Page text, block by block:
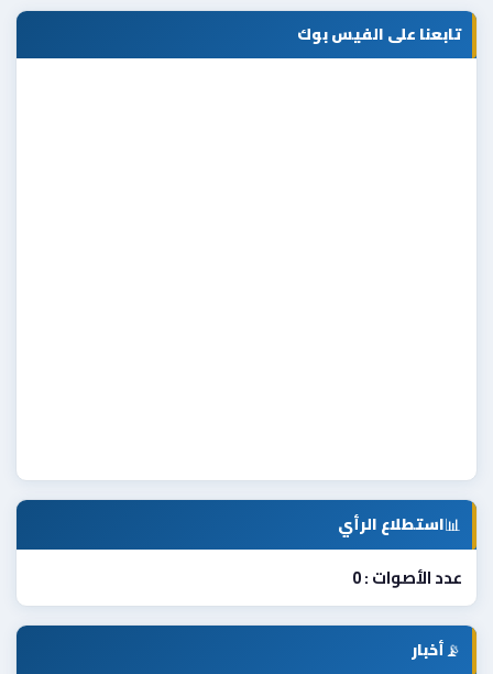
تابعنا على الفيس بوك
📊استطلاع الرأي
عدد الأصوات : 0
📡أخبار